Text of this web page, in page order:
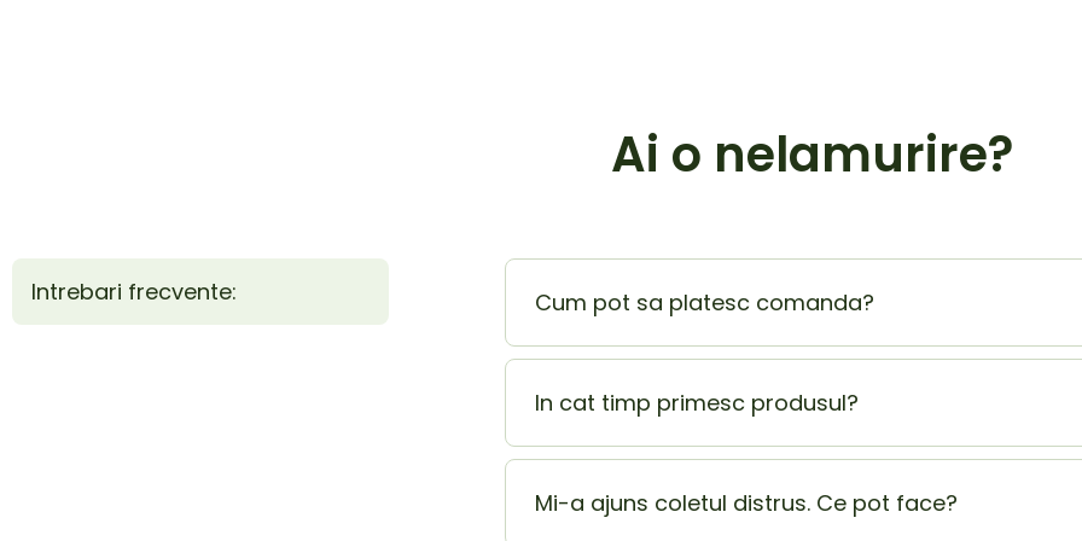
Ai o nelamurire?
Intrebari frecvente: Cum pot sa platesc comanda?
Plata la livrare (ramburs) este cel mai sigur si mai usor
beneficiezi de o extra reducere de 5% din totalul comenzii.
In cat timp primesc produsul?
Produsul ajunge la tine in 1-2 zile lucratoare.
Mi-a ajuns coletul distrus. Ce pot face?